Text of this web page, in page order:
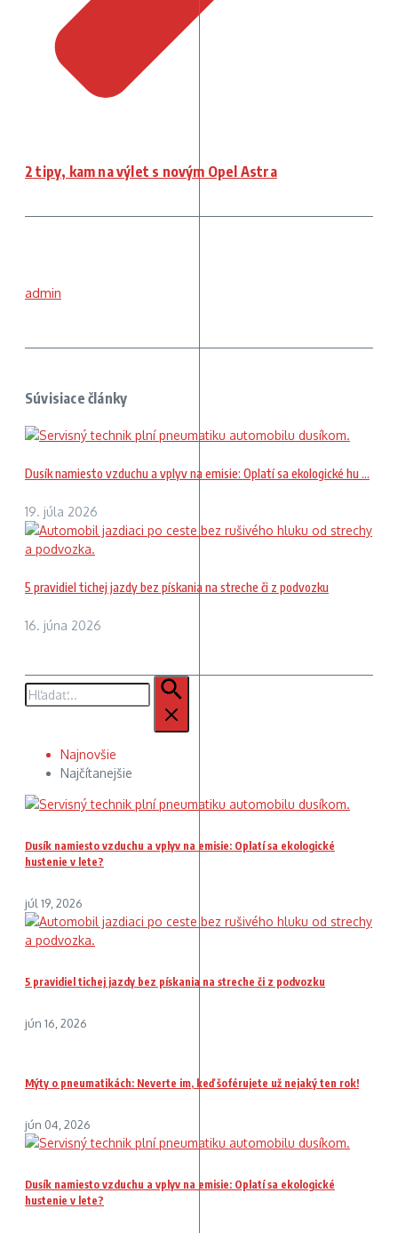
2 tipy, kam na výlet s novým Opel Astra
admin
Súvisiace články
Dusík namiesto vzduchu a vplyv na emisie: Oplatí sa ekologické hu ...
19. júla 2026
5 pravidiel tichej jazdy bez pískania na streche či z podvozku
16. júna 2026
Hľadať:
Najnovšie
Najčítanejšie
Dusík namiesto vzduchu a vplyv na emisie: Oplatí sa ekologické
hustenie v lete?
júl 19, 2026
5 pravidiel tichej jazdy bez pískania na streche či z podvozku
jún 16, 2026
Mýty o pneumatikách: Neverte im, keď šoférujete už nejaký ten rok!
jún 04, 2026
Dusík namiesto vzduchu a vplyv na emisie: Oplatí sa ekologické
hustenie v lete?